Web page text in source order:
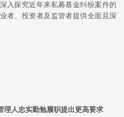
入探究近年来私募基金纠纷案件的
者、投资者及监管者提供全面且深
理人忠实勤勉履职提出更高要求